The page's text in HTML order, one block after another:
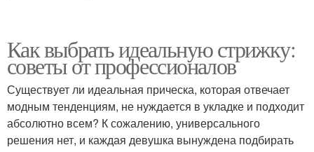
Как выбрать идеальную стрижку:
советы от профессионалов
Существует ли идеальная прическа, которая отвечает
модным тенденциям, не нуждается в укладке и подходит
абсолютно всем? К сожалению, универсального
решения нет, и каждая девушка вынуждена подбирать